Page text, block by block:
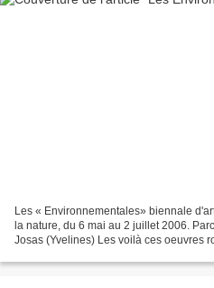
Les « Environnementales» biennale
la nature, du 6 mai au 2 juillet 2006.
Josas (Yvelines) Les voilà ces oeuvres